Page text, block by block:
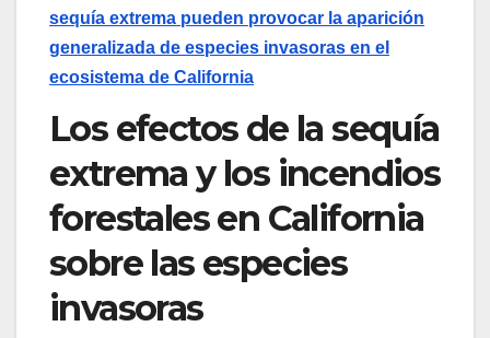
sequía extrema pueden provocar la aparición
generalizada de especies invasoras en el
ecosistema de California
Los efectos de la sequía
extrema y los incendios
forestales en California
sobre las especies
invasoras